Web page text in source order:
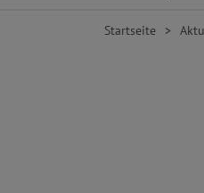
Startseite